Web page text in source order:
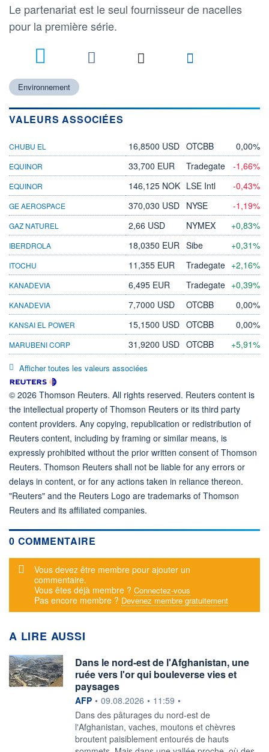
Le partenariat est le seul fournisseur de nacelles
pour la première série.
Environnement
VALEURS ASSOCIÉES
CHUBU EL 16,8500 USD OTCBB 0,00%
EQUINOR 33,700 EUR Tradegate -1,66%
EQUINOR 146,125 NOK LSE Intl -0,43%
GE AEROSPACE 370,030 USD NYSE -1,19%
GAZ NATUREL 2,66 USD NYMEX +0,83%
IBERDROLA 18,0350 EUR Sibe +0,31%
ITOCHU 11,355 EUR Tradegate +2,16%
KANADEVIA 6,495 EUR Tradegate +0,39%
KANADEVIA 7,7000 USD OTCBB 0,00%
KANSAI EL POWER 15,1500 USD OTCBB 0,00%
MARUBENI CORP 31,9200 USD OTCBB +5,91%
Afficher toutes les valeurs associées
© 2026 Thomson Reuters. All rights reserved. Reuters content is
the intellectual property of Thomson Reuters or its third party
content providers. Any copying, republication or redistribution of
Reuters content, including by framing or similar means, is
expressly prohibited without the prior written consent of Thomson
Reuters. Thomson Reuters shall not be liable for any errors or
delays in content, or for any actions taken in reliance thereon.
"Reuters" and the Reuters Logo are trademarks of Thomson
Reuters and its affiliated companies.
0 COMMENTAIRE
Message d'alerte
Vous devez être membre pour ajouter un
commentaire.
Vous êtes déjà membre ? Connectez-vous
Pas encore membre ? Devenez membre gratuitement
A LIRE AUSSI
Dans le nord-est de l'Afghanistan, une
ruée vers l'or qui bouleverse vies et
paysages
information fournie par
AFP • 09.08.2026 • 11:59 •
Dans des pâturages du nord-est de
l'Afghanistan, vaches, moutons et chèvres
broutent paisiblement entourés de hauts